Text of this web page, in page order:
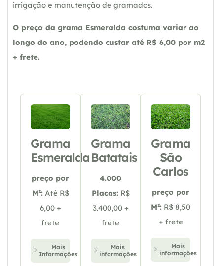
irrigação e manutenção de gramados.
O preço da grama Esmeralda costuma variar ao
longo do ano, podendo custar até R$ 6,00 por m2
+ frete.
Grama
Esmeralda
preço por
M²: Até R$
6,00 +
frete
Mais
Informações
Grama
Batatais
4.000
Placas: R$
3.400,00 +
frete
Mais
informações
Grama
São
Carlos
preço por
M²: R$ 8,50
+ frete
Mais
informações